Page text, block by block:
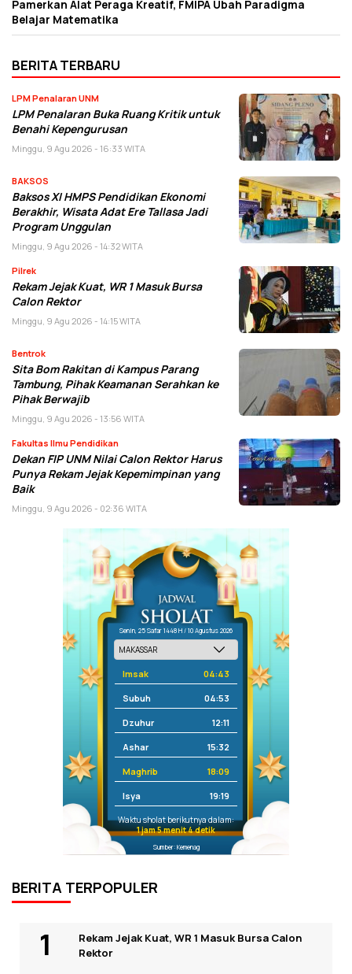
Pamerkan Alat Peraga Kreatif, FMIPA Ubah Paradigma
Belajar Matematika
BERITA TERBARU
LPM Penalaran UNM
LPM Penalaran Buka Ruang Kritik untuk
Benahi Kepengurusan
Minggu, 9 Agu 2026 - 16:33 WITA
BAKSOS
Baksos XI HMPS Pendidikan Ekonomi
Berakhir, Wisata Adat Ere Tallasa Jadi
Program Unggulan
Minggu, 9 Agu 2026 - 14:32 WITA
Pilrek
Rekam Jejak Kuat, WR 1 Masuk Bursa
Calon Rektor
Minggu, 9 Agu 2026 - 14:15 WITA
Bentrok
Sita Bom Rakitan di Kampus Parang
Tambung, Pihak Keamanan Serahkan ke
Pihak Berwajib
Minggu, 9 Agu 2026 - 13:56 WITA
Fakultas Ilmu Pendidikan
Dekan FIP UNM Nilai Calon Rektor Harus
Punya Rekam Jejak Kepemimpinan yang
Baik
Minggu, 9 Agu 2026 - 02:36 WITA
Senin, 25 Safar 1448 H / 10 Agustus 2026
Imsak 04:43
Subuh 04:53
Dzuhur 12:11
Ashar 15:32
Maghrib 18:09
Isya 19:19
Waktu sholat berikutnya dalam:
1 jam 5 menit 4 detik
Sumber: Kemenag
BERITA TERPOPULER
Rekam Jejak Kuat, WR 1 Masuk Bursa Calon
Rektor